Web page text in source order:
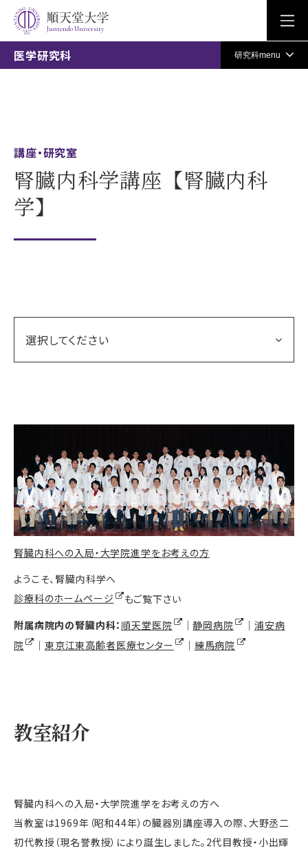
Juntendo University
医学研究科 研究科menu
講座・研究室
腎臓内科学講座【腎臓内科
学】
選択してください
腎臓内科への入局・大学院進学をお考えの方
ようこそ、腎臓内科学へ
診療科のホームページ
もご覧下さい
附属病院内の腎臓内科：順天堂医院 ｜静岡病院 ｜ 浦安病
院
｜ 東京江東高齢者医療センター ｜ 練馬病院
教室紹介
腎臓内科への入局・大学院進学をお考えの方へ
当教室は1969年（昭和44年）の臓器別講座導入の際、大野丞二
初代教授（現名誉教授）により誕生しました。2代目教授・小出輝